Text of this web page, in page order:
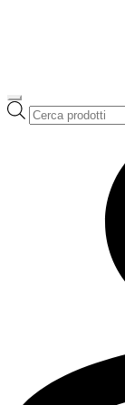
Ricerca
prodotti